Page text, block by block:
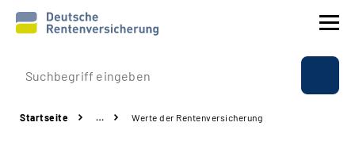
Prävention
Startseite … Werte der Rentenversicherung